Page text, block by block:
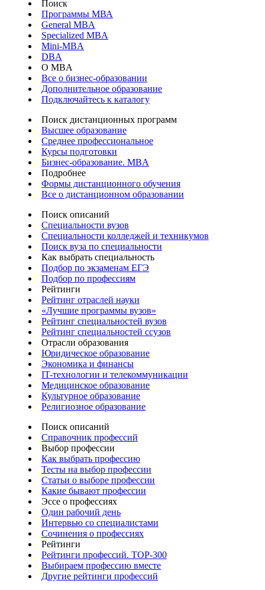
Поиск
Программы МВА
General MBA
Specialized MBA
Mini-MBA
DBA
О MBA
Все о бизнес-образовании
Дополнительное образование
Подключайтесь к каталогу
Поиск дистанционных программ
Высшее образование
Среднее профессиональное
Курсы подготовки
Бизнес-образование. MBA
Подробнее
Формы дистанционного обучения
Все о дистанционном образовании
Поиск описаний
Специальности вузов
Специальности колледжей и техникумов
Поиск вуза по специальности
Как выбрать специальность
Подбор по экзаменам ЕГЭ
Подбор по профессиям
Рейтинги
Рейтинг отраслей науки
«Лучшие программы вузов»
Рейтинг специальностей вузов
Рейтинг специальностей ссузов
Отрасли образования
Юридическое образование
Экономика и финансы
IT-технологии и телекоммуникации
Медицинское образование
Культурное образование
Религиозное образование
Поиск описаний
Справочник профессий
Выбор профессии
Как выбрать профессию
Тесты на выбор профессии
Статьи о выборе профессии
Какие бывают профессии
Эссе о профессиях
Один рабочий день
Интервью со специалистами
Сочинения о профессиях
Рейтинги
Рейтинги профессий. TOP-300
Выбираем профессию вместе
Другие рейтинги профессий